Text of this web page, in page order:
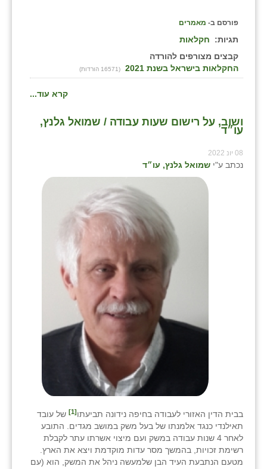
פורסם ב- מאמרים
תגיות:
חקלאות
קבצים מצורפים להורדה
החקלאות בישראל בשנת 2021
(16571 הורדות)
קרא עוד...
ושוב, על רישום שעות עבודה / שמואל גלנץ,
עו״ד
08 יונ 2022
נכתב ע"י שמואל גלנץ, עו״ד
בבית הדין האזורי לעבודה בחיפה נידונה תביעתו[1]
של עובד
תאילנדי כנגד אלמנתו של בעל משק במושב מגדים. התובע
לאחר 4 שנות עבודה במשק ועם מיצוי אשרתו עתר לקבלת
רשימת זכויות, בהמשך מסר עדות מוקדמת ויצא את הארץ.
מטעם הנתבעת העיד הבן שלמעשה ניהל את המשק, הוא (עם